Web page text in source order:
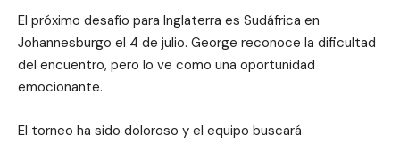
El próximo desafío para Inglaterra es Sudáfrica en
Johannesburgo el 4 de julio. George reconoce la dificultad
del encuentro, pero lo ve como una oportunidad
emocionante.
El torneo ha sido doloroso y el equipo buscará